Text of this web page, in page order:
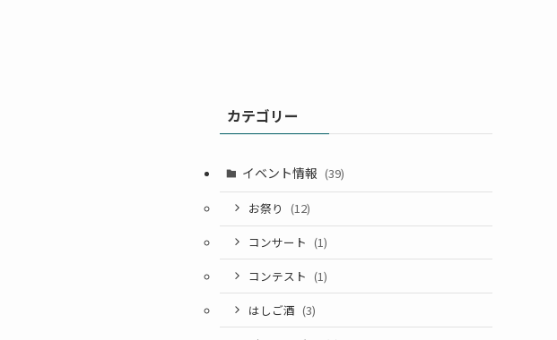
カテゴリー
イベント情報 (39)
お祭り (12)
コンサート (1)
コンテスト (1)
はしご酒 (3)